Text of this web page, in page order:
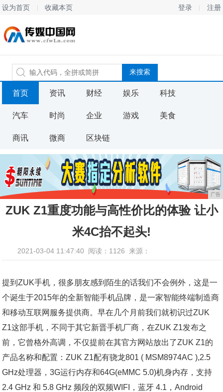
设为首页 收藏本页 登录 注册
首页 资讯 财经 娱乐 科技
汽车 时尚 企业 游戏 美食
商讯 微商 区块链
广告
ZUK Z1重度功能与高性价比的体验 让小
米4C抬不起头!
2021-03-04 11:47:40 阅读：1126 来源：
提到ZUK手机，很多朋友感到陌生的话我们不会例外，这是一
个诞生于2015年的全新智能手机品牌，是一家智能终端制造商
和移动互联网服务提供商。早在几个月前我们就初识过ZUK
Z1这部手机，不同于其它新晋手机厂商，在ZUK Z1发布之
前，它曾格外高调，不仅提前在其官方网站放出了ZUK Z1的
产品名称和配置：ZUK Z1配有骁龙801 ( MSM8974AC ),2.5
GHz处理器，3G运行内存和64G(eMMC 5.0)机身内存，支持
2.4 GHz 和 5.8 GHz 频段的双频WIFI，蓝牙 4.1，Android